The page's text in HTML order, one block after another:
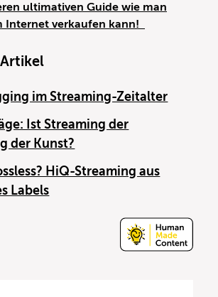
ultimativen Guide wie man
Internet verkaufen kann!
im Streaming-Zeitalter
Ist Streaming der
der Kunst?
HiQ-Streaming aus
Labels